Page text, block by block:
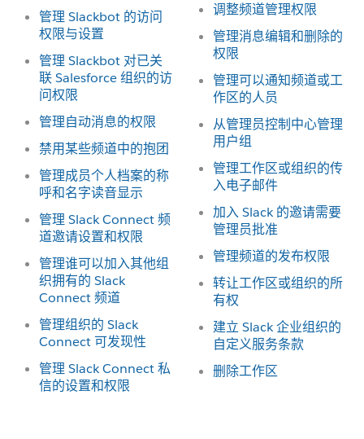
管理 Slackbot 的访问
权限与设置
管理 Slackbot 对已关
联 Salesforce 组织的访
问权限
管理自动消息的权限
禁用某些频道中的抱团
管理成员个人档案的称
呼和名字读音显示
管理 Slack Connect 频
道邀请设置和权限
管理谁可以加入其他组
织拥有的 Slack
Connect 频道
管理组织的 Slack
Connect 可发现性
管理 Slack Connect 私
信的设置和权限
调整频道管理权限
管理消息编辑和删除的
权限
管理可以通知频道或工
作区的人员
从管理员控制中心管理
用户组
管理工作区或组织的传
入电子邮件
加入 Slack 的邀请需要
管理员批准
管理频道的发布权限
转让工作区或组织的所
有权
建立 Slack 企业组织的
自定义服务条款
删除工作区